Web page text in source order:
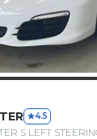
4.5
S LEFT